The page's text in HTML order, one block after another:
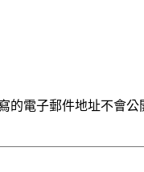
的電子郵件地址不會公